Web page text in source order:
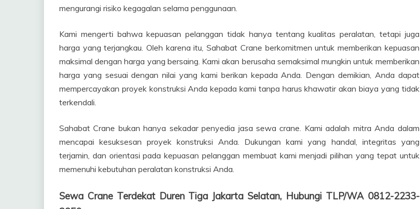
mengurangi risiko kegagalan selama penggunaan.
Kami mengerti bahwa kepuasan pelanggan tidak hanya tentang kualitas peralatan, tetapi juga
harga yang terjangkau. Oleh karena itu, Sahabat Crane berkomitmen untuk memberikan kepuasan
maksimal dengan harga yang bersaing. Kami akan berusaha semaksimal mungkin untuk memberikan
harga yang sesuai dengan nilai yang kami berikan kepada Anda. Dengan demikian, Anda dapat
mempercayakan proyek konstruksi Anda kepada kami tanpa harus khawatir akan biaya yang tidak
terkendali.
Sahabat Crane bukan hanya sekadar penyedia jasa sewa crane. Kami adalah mitra Anda dalam
mencapai kesuksesan proyek konstruksi Anda. Dukungan kami yang handal, integritas yang
terjamin, dan orientasi pada kepuasan pelanggan membuat kami menjadi pilihan yang tepat untuk
memenuhi kebutuhan peralatan konstruksi Anda.
Sewa Crane Terdekat Duren Tiga Jakarta Selatan, Hubungi TLP/WA 0812-2233-